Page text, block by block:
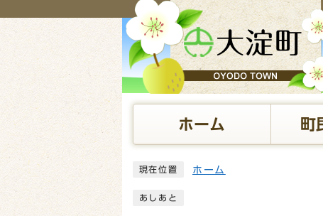
ホーム 町
ここから本文です 現在位置 ホーム
あしあと